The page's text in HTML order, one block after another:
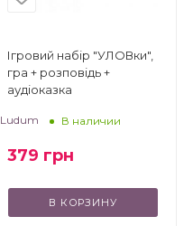
Ігровий набір "УЛОВки",
гра + розповідь +
аудіоказка
Ludum В наличии
379 грн
В КОРЗИНУ